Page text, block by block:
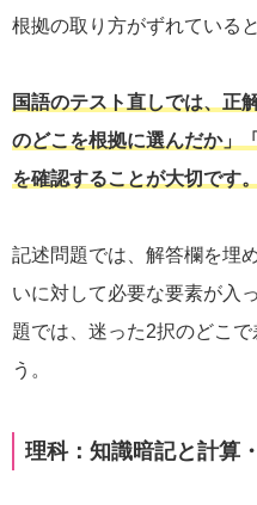
根拠の取り方がずれている
国語のテスト直しでは、正
のどこを根拠に選んだか」
を確認することが大切です。
記述問題では、解答欄を埋
いに対して必要な要素が入
題では、迷った2択のどこ
う。
理科：知識暗記と計算